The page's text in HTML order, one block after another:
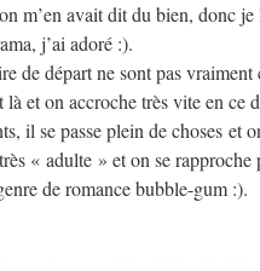
m’en avait dit du bien, donc
j’ai adoré :).
de départ ne sont pas
là et on accroche très vite en ce
il se passe plein de choses et
« adulte » et on se
de romance bubble-gum :).